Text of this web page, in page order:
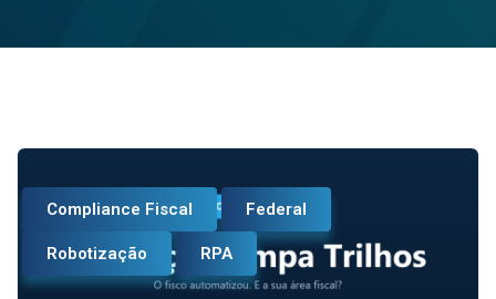
Compliance Fiscal Federal
Robotização RPA